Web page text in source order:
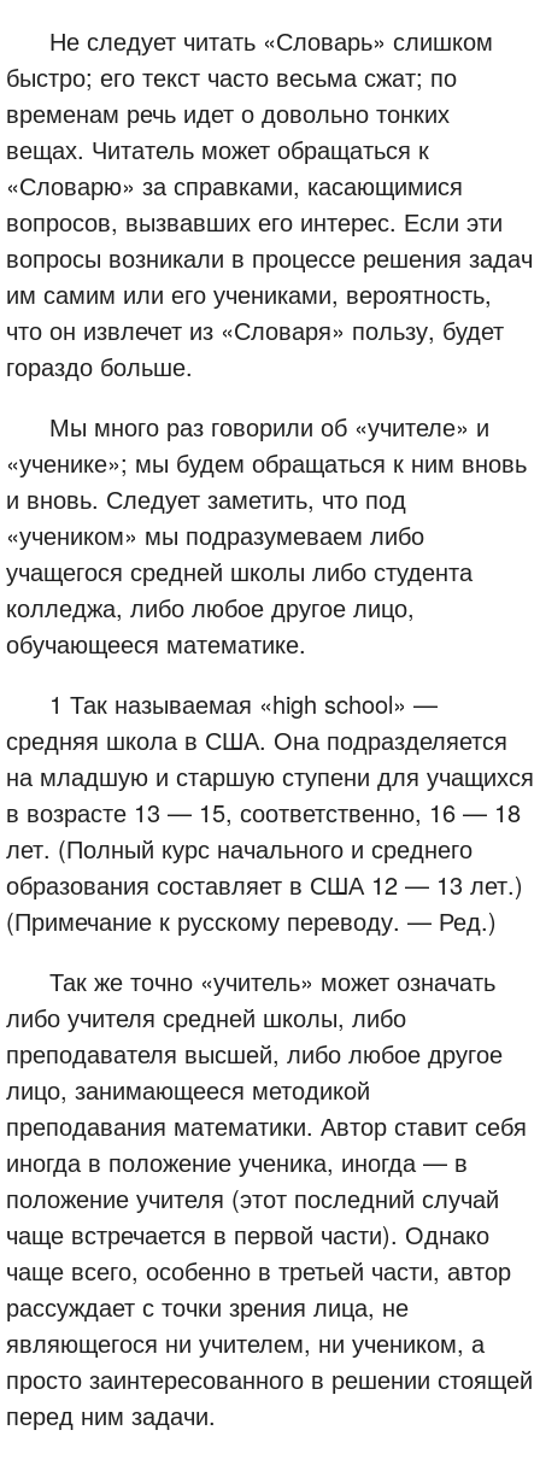
Не следует читать «Словарь» слишком
быстро; его текст часто весьма сжат; по
временам речь идет о довольно тонких
вещах. Читатель может обращаться к
«Словарю» за справками, касающимися
вопросов, вызвавших его интерес. Если эти
вопросы возникали в процессе решения задач
им самим или его учениками, вероятность,
что он извлечет из «Словаря» пользу, будет
гораздо больше.
Мы много раз говорили об «учителе» и
«ученике»; мы будем обращаться к ним вновь
и вновь. Следует заметить, что под
«учеником» мы подразумеваем либо
учащегося средней школы либо студента
колледжа, либо любое другое лицо,
обучающееся математике.
1 Так называемая «high school» —
средняя школа в США. Она подразделяется
на младшую и старшую ступени для учащихся
в возрасте 13 — 15, соответственно, 16 — 18
лет. (Полный курс начального и среднего
образования составляет в США 12 — 13 лет.)
(Примечание к русскому переводу. — Ред.)
Так же точно «учитель» может означать
либо учителя средней школы, либо
преподавателя высшей, либо любое другое
лицо, занимающееся методикой
преподавания математики. Автор ставит себя
иногда в положение ученика, иногда — в
положение учителя (этот последний случай
чаще встречается в первой части). Однако
чаще всего, особенно в третьей части, автор
рассуждает с точки зрения лица, не
являющегося ни учителем, ни учеником, а
просто заинтересованного в решении стоящей
перед ним задачи.